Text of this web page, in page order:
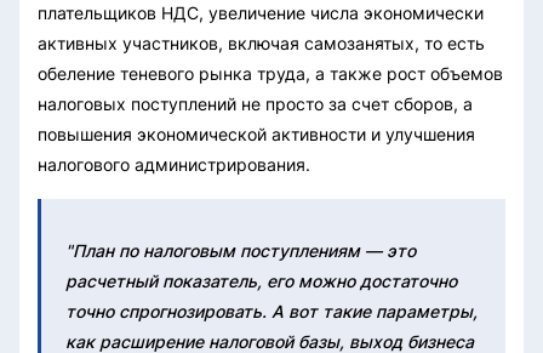
плательщиков НДС, увеличение числа экономически
активных участников, включая самозанятых, то есть
обеление теневого рынка труда, а также рост объемов
налоговых поступлений не просто за счет сборов, а
повышения экономической активности и улучшения
налогового администрирования.
"План по налоговым поступлениям — это
расчетный показатель, его можно достаточно
точно спрогнозировать. А вот такие параметры,
как расширение налоговой базы, выход бизнеса